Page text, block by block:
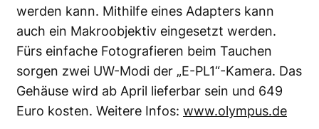
werden kann. Mithilfe eines Adapters kann
auch ein Makroobjektiv eingesetzt werden.
Fürs einfache Fotografieren beim Tauchen
sorgen zwei UW-Modi der „E-PL1“-Kamera. Das
Gehäuse wird ab April lieferbar sein und 649
Euro kosten. Weitere Infos: www.olympus.de